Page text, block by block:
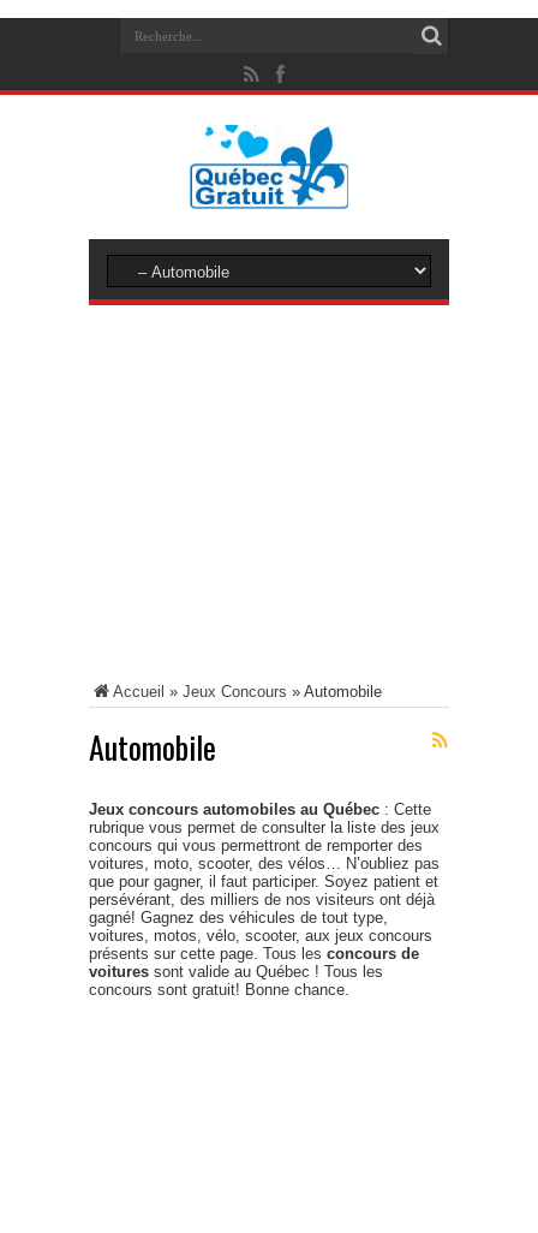
Accueil » Jeux Concours » Automobile
Automobile
Jeux concours automobiles au Québec : Cette
rubrique vous permet de consulter la liste des jeux
concours qui vous permettront de remporter des
voitures, moto, scooter, des vélos… N’oubliez pas
que pour gagner, il faut participer. Soyez patient et
persévérant, des milliers de nos visiteurs ont déjà
gagné! Gagnez des véhicules de tout type,
voitures, motos, vélo, scooter, aux jeux concours
présents sur cette page. Tous les concours de
voitures sont valide au Québec ! Tous les
concours sont gratuit! Bonne chance.